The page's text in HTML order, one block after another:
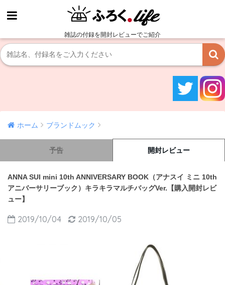
雑誌の付録を開封レビューでご紹介
ホーム ブランドムック
予告 開封レビュー
ANNA SUI mini 10th ANNIVERSARY BOOK（アナスイ ミニ 10th
アニバーサリーブック）キラキラマルチバッグVer.【購入開封レビ
ュー】
2019/10/04 2019/10/05